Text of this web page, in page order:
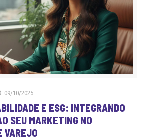
09/10/2025
E ESG: INTEGRANDO
SEU MARKETING NO
VAREJO